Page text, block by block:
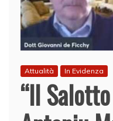
Attualità In Evidenza
“Il